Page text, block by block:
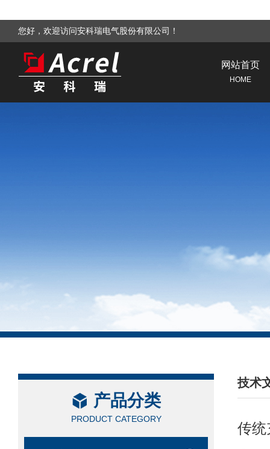
您好，欢迎访问安科瑞电气股份有限公司！
网站首页
HOME
产品分类
PRODUCT CATEGORY
技术
/
传统